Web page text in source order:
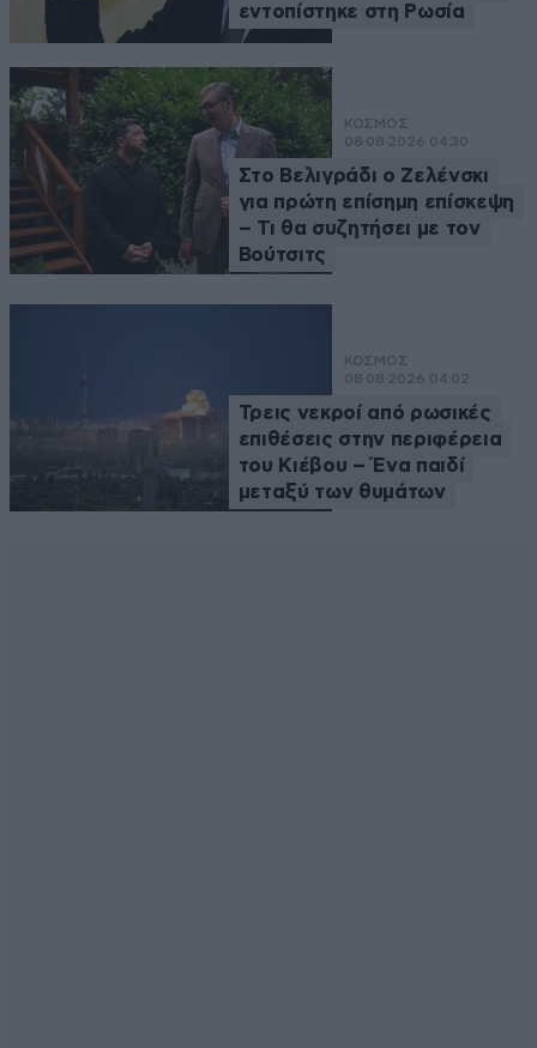
εντοπίστηκε στη Ρωσία
ΚΟΣΜΟΣ
08·08·2026 04:30
Στο Βελιγράδι ο Ζελένσκι
για πρώτη επίσημη επίσκεψη
– Τι θα συζητήσει με τον
Βούτσιτς
ΚΟΣΜΟΣ
08·08·2026 04:02
Τρεις νεκροί από ρωσικές
επιθέσεις στην περιφέρεια
του Κιέβου – Ένα παιδί
μεταξύ των θυμάτων